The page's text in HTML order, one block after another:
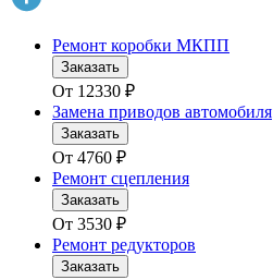
Ремонт коробки МКПП
Заказать
От 12330 ₽
Замена приводов автомобиля
Заказать
От 4760 ₽
Ремонт сцепления
Заказать
От 3530 ₽
Ремонт редукторов
Заказать